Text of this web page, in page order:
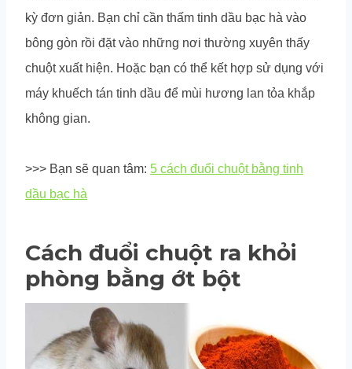
kỳ đơn giản. Bạn chỉ cần thấm tinh dầu bạc hà vào
bông gòn rồi đặt vào những nơi thường xuyên thấy
chuột xuất hiện. Hoặc bạn có thể kết hợp sử dụng với
máy khuếch tán tinh dầu để mùi hương lan tỏa khắp
không gian.
>>> Bạn sẽ quan tâm: 5 cách đuổi chuột bằng tinh
dầu bạc hà
Cách đuổi chuột ra khỏi
phòng bằng ớt bột